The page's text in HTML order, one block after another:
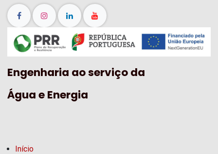
Engenharia ao serviço da
Água e Energia
Início